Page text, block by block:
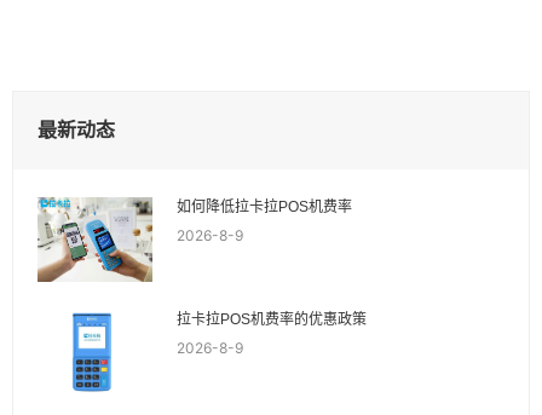
最新动态
如何降低拉卡拉POS机费率
2026-8-9
拉卡拉POS机费率的优惠政策
2026-8-9